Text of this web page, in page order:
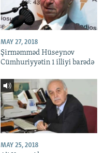
MAY 27, 2018
Şirməmməd Hüseynov
Cümhuriyyətin 1 illiyi barədə
MAY 25, 2018